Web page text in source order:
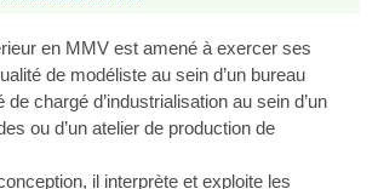
en MMV est amené à exercer ses
de modéliste au sein d’un bureau
de chargé d’industrialisation au sein d’un
ou d’un atelier de production de
il interprète et exploite les